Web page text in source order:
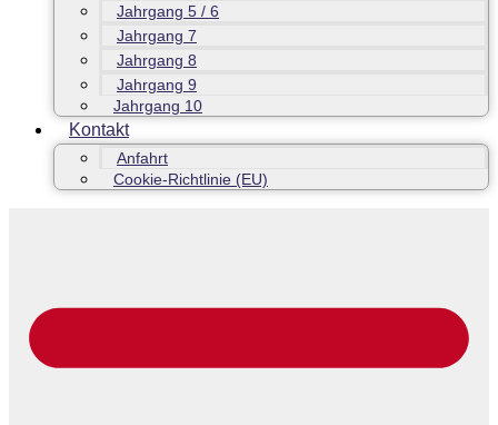
Jahrgang 5 / 6
Jahrgang 7
Jahrgang 8
Jahrgang 9
Jahrgang 10
Kontakt
Anfahrt
Cookie-Richtlinie (EU)